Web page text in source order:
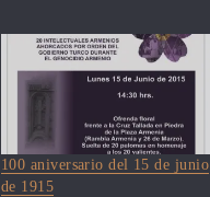
100 aniversario del 15 de junio
de 1915